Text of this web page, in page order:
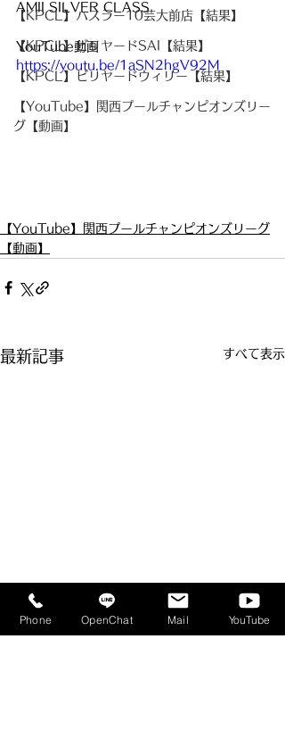
【KPCL】ハスラー10芸大前店【結果】
【KPCL】ビリヤードSAI【結果】
【KPCL】ビリヤードウィリー【結果】
【YouTube】関西プールチャンピオンズリー
グ【動画】
AMII SILVER CLASS
YouTube動画
https://youtu.be/1aSN2hgV92M
【YouTube】関西プールチャンピオンズリーグ
【動画】
最新記事 すべて表示
Phone OpenChat Mail YouTube